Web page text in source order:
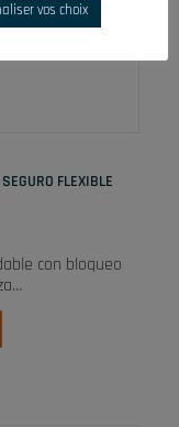
FLEXIBLE
con bloqueo
vos choix